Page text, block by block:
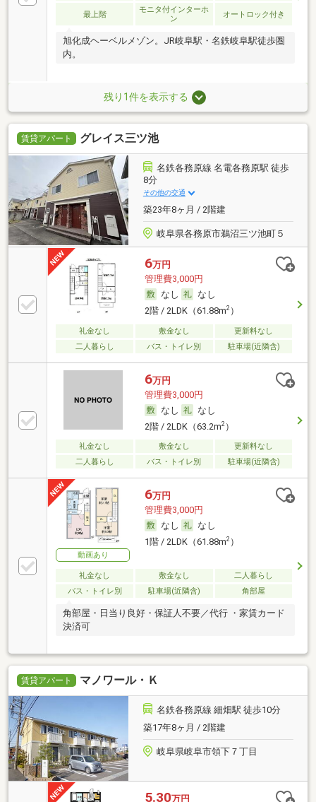
最上階
モニタ付インターホ
ン
オートロック付き
旭化成ヘーベルメゾン。JR岐阜駅・名鉄岐阜駅徒歩圏
内。
残り1件を表示する
賃貸アパート グレイス三ツ池
名鉄各務原線 名電各務原駅 徒歩
8分
その他の交通
築23年8ヶ月 / 2階建
岐阜県各務原市鵜沼三ツ池町５
6万円
管理費3,000円
なし
なし
2階 / 2LDK（61.88m2）
礼金なし 敷金なし
更新料なし
二人暮らし
バス・トイレ別 駐車場(近隣含)
6万円
管理費3,000円
なし
なし
2階 / 2LDK（63.2m2）
礼金なし 敷金なし
更新料なし
二人暮らし
バス・トイレ別 駐車場(近隣含)
動画あり
6万円
管理費3,000円
なし
なし
1階 / 2LDK（61.88m2）
礼金なし 敷金なし
二人暮らし
バス・トイレ別
駐車場(近隣含) 角部屋
角部屋・日当り良好・保証人不要／代行 ・家賃カード
決済可
賃貸アパート マノワール・Ｋ
名鉄各務原線 細畑駅 徒歩10分
築17年8ヶ月 / 2階建
岐阜県岐阜市領下７丁目
5.30万円